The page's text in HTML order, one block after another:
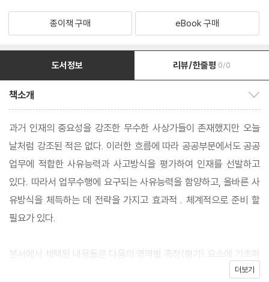
종이책 구매 eBook 구매
도서정보 리뷰/한줄평 0/0
책소개
과거 인재의 중요성을 강조한 무수한 사상가들이 존재했지만 오늘
날처럼 강조된 적은 없다. 이러한 흐름에 따라 공공부문에서도 공공
업무에 적합한 사유능력과 사고방식을 평가하여 인재를 선발하고
있다. 따라서 업무수행에 요구되는 사유능력을 함양하고, 올바른 사
유방식을 체득하는 데 전략을 가지고 효과적 . 체계적으로 준비 할
필요가 있다.
본서에서 채택된 내용들은 다음의 영역별 측정(평가) 요소에 기초하
여 이루어졌다. 언어논리영역의 경우, 문자(text)를 중심으로 한 진
더보기